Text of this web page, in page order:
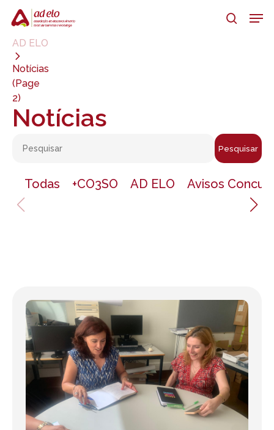
content
search
AD ELO
Notícias
(Page
2)
Notícias
Pesquisar
Todas +CO3SO AD ELO Avisos